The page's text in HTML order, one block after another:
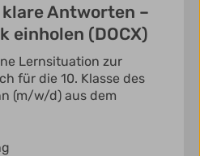
Antworten –
einholen (DOCX)
Lernsituation zur
für die 10. Klasse des
(m/w/d) aus dem